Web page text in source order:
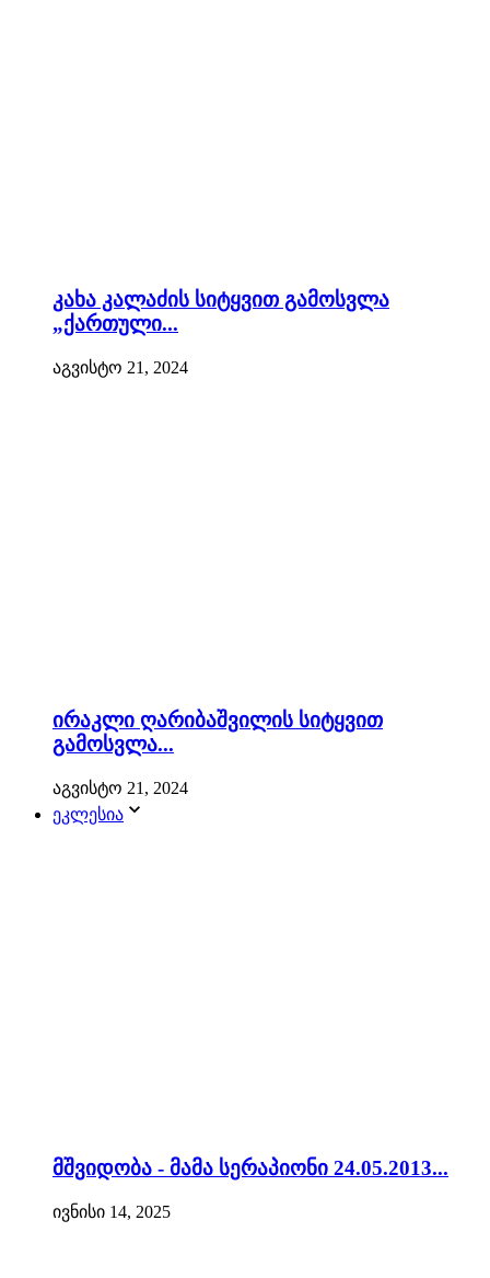
კახა კალაძის სიტყვით გამოსვლა
„ქართული...
აგვისტო 21, 2024
ირაკლი ღარიბაშვილის სიტყვით
გამოსვლა...
აგვისტო 21, 2024
ეკლესია
მშვიდობა - მამა სერაპიონი 24.05.2013...
ივნისი 14, 2025